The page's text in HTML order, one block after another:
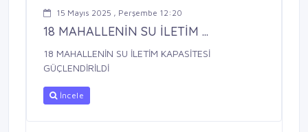
15 Mayıs 2025 , Perşembe 12:20
18 MAHALLENİN SU İLETİM ...
18 MAHALLENİN SU İLETİM KAPASİTESİ
GÜÇLENDİRİLDİ
İncele